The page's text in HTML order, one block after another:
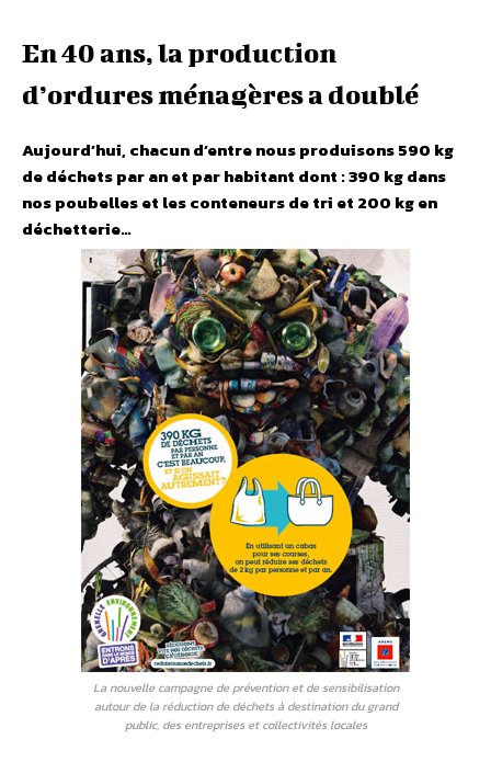
En 40 ans, la production
d’ordures ménagères a doublé
Aujourd’hui, chacun d’entre nous produisons 590 kg
de déchets par an et par habitant dont : 390 kg dans
nos poubelles et les conteneurs de tri et 200 kg en
déchetterie…
La nouvelle campagne de prévention et de sensibilisation
autour de la réduction de déchets à destination du grand
public, des entreprises et collectivités locales